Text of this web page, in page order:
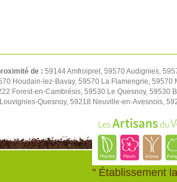
de : 59144 Amfroipret, 59570 Audignies,
Houdain-lez-Bavay, 59570 La Flamengrie,
Forest-en-Cambrésis, 59530 Le Quesnoy,
Quesnoy, 59218 Neuville-en-Avesnois,
" Établissement